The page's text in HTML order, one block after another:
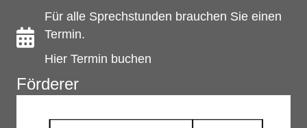
Für alle Sprechstunden brauchen Sie einen
Termin.
Hier Termin buchen
Förderer